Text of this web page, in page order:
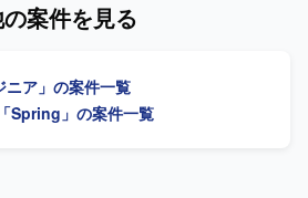
方を求めています。データ連携の特
いシステムとの連携経験を積むこと
等の増員が予定されており、長期的
案件を見る
ニア」の案件一覧
「Spring」の案件一覧